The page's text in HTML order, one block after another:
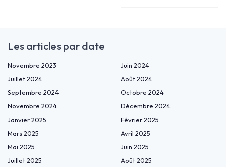
Les articles par date
Novembre 2023
Juin 2024
Juillet 2024
Août 2024
Septembre 2024
Octobre 2024
Novembre 2024
Décembre 2024
Janvier 2025
Février 2025
Mars 2025
Avril 2025
Mai 2025
Juin 2025
Juillet 2025
Août 2025